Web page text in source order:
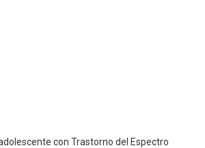
con Trastorno del Espectro